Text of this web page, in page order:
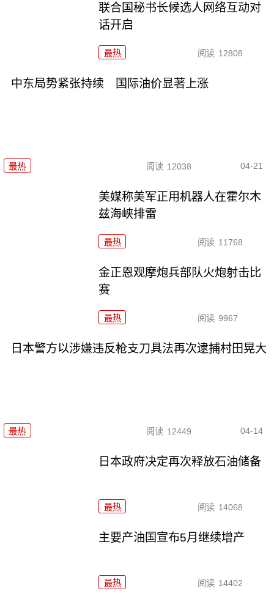
联合国秘书长候选人网络互动对
话开启
最热 阅读 12808
中东局势紧张持续 国际油价显著上涨
最热 阅读 12038 04-21
美媒称美军正用机器人在霍尔木
兹海峡排雷
最热 阅读 11768
金正恩观摩炮兵部队火炮射击比
赛
最热 阅读 9967
日本警方以涉嫌违反枪支刀具法再次逮捕村田晃大
最热 阅读 12449 04-14
日本政府决定再次释放石油储备
最热 阅读 14068
主要产油国宣布5月继续增产
最热 阅读 14402